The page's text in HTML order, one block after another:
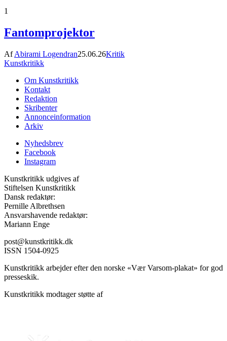
1
Fantomprojektor
AfAbirami Logendran25.06.26Kritik
Kunstkritikk
Om Kunstkritikk
Kontakt
Redaktion
Skribenter
Annonceinformation
Arkiv
Nyhedsbrev
Facebook
Instagram
Kunstkritikk udgives af
Stiftelsen Kunstkritikk
Dansk redaktør:
Pernille Albrethsen
Ansvarshavende redaktør:
Mariann Enge
post@kunstkritikk.dk
ISSN 1504-0925
Kunstkritikk arbejder efter den norske «Vær Varsom-plakat» for god
presseskik.
Kunstkritikk modtager støtte af